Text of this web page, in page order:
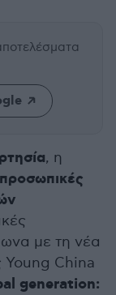
, η
προσωπικές
με τη νέα
Young China
generation: